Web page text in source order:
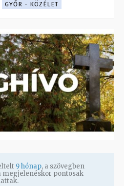
GYŐR - KÖZÉLET
9 hónap, a szövegben
pontosak